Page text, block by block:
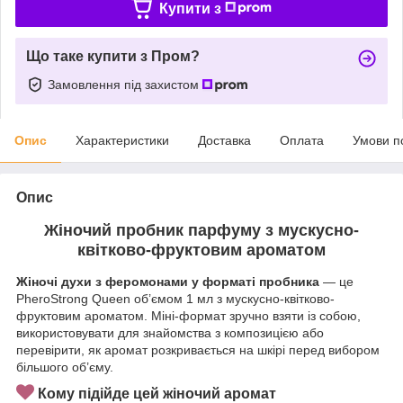
Купити з
Що таке купити з Пром?
Замовлення під захистом
Опис Характеристики Доставка Оплата Умови
Опис
Жіночий пробник парфуму з мускусно-
квітково-фруктовим ароматом
Жіночі духи з феромонами у форматі пробника — це
PheroStrong Queen об’ємом 1 мл з мускусно-квітково-
фруктовим ароматом. Міні-формат зручно взяти із собою,
використовувати для знайомства з композицією або
перевірити, як аромат розкривається на шкірі перед вибором
більшого об’єму.
Кому підійде цей жіночий аромат